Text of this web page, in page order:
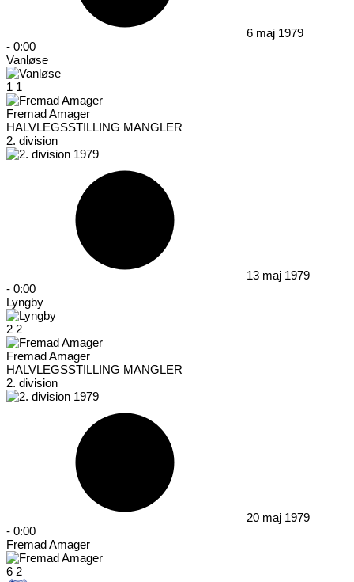
6 maj 1979
- 0:00
Vanløse
1 1
Fremad Amager
HALVLEGSSTILLING MANGLER
2. division
13 maj 1979
- 0:00
Lyngby
2 2
Fremad Amager
HALVLEGSSTILLING MANGLER
2. division
20 maj 1979
- 0:00
Fremad Amager
6 2